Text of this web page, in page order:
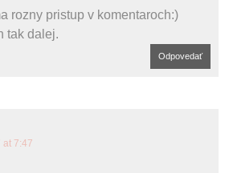
rozny pristup v komentaroch:)
tak dalej.
Odpovedať
at 7:47